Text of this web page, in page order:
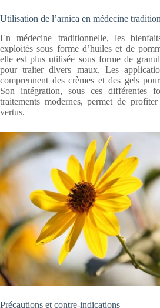
Utilisation de l’arnica en médecine
En médecine traditionnelle, les
exploités sous forme d’huiles et de
elle est plus utilisée sous forme de
pour traiter divers maux. Les
comprennent des crèmes et des gels
Son intégration, sous ces différentes
traitements modernes, permet de
vertus.
Précautions et contre-indications